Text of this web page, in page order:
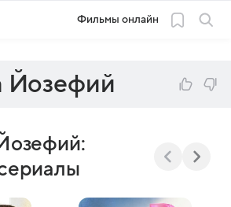
Фильмы онлайн
Йозефий